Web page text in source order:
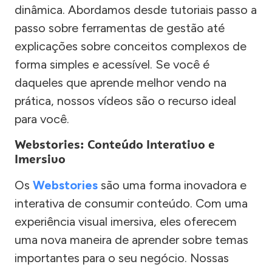
dinâmica. Abordamos desde tutoriais passo a
passo sobre ferramentas de gestão até
explicações sobre conceitos complexos de
forma simples e acessível. Se você é
daqueles que aprende melhor vendo na
prática, nossos vídeos são o recurso ideal
para você.
Webstories: Conteúdo Interativo e
Imersivo
Os Webstories são uma forma inovadora e
interativa de consumir conteúdo. Com uma
experiência visual imersiva, eles oferecem
uma nova maneira de aprender sobre temas
importantes para o seu negócio. Nossas